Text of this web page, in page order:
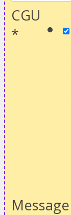
CGU
*
Message